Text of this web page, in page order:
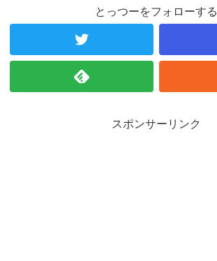
とっつーをフォローする
スポンサーリンク